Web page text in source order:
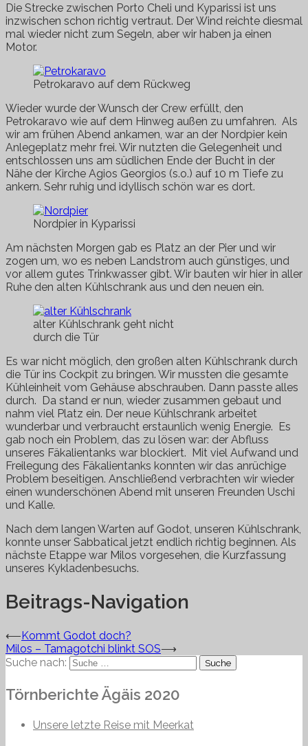
Die Strecke zwischen Porto Cheli und Kyparissi ist uns
inzwischen schon richtig vertraut. Der Wind reichte diesmal
mal wieder nicht zum Segeln, aber wir haben ja einen
Motor.
Petrokaravo auf dem Rückweg
Wieder wurde der Wunsch der Crew erfüllt, den
Petrokaravo wie auf dem Hinweg außen zu umfahren. Als
wir am frühen Abend ankamen, war an der Nordpier kein
Anlegeplatz mehr frei. Wir nutzten die Gelegenheit und
entschlossen uns am südlichen Ende der Bucht in der
Nähe der Kirche Agios Georgios (s.o.) auf 10 m Tiefe zu
ankern. Sehr ruhig und idyllisch schön war es dort.
Nordpier in Kyparissi
Am nächsten Morgen gab es Platz an der Pier und wir
zogen um, wo es neben Landstrom auch günstiges, und
vor allem gutes Trinkwasser gibt. Wir bauten wir hier in aller
Ruhe den alten Kühlschrank aus und den neuen ein.
alter Kühlschrank geht nicht
durch die Tür
Es war nicht möglich, den großen alten Kühlschrank durch
die Tür ins Cockpit zu bringen. Wir mussten die gesamte
Kühleinheit vom Gehäuse abschrauben. Dann passte alles
durch. Da stand er nun, wieder zusammen gebaut und
nahm viel Platz ein. Der neue Kühlschrank arbeitet
wunderbar und verbraucht erstaunlich wenig Energie. Es
gab noch ein Problem, das zu lösen war: der Abfluss
unseres Fäkalientanks war blockiert. Mit viel Aufwand und
Freilegung des Fäkalientanks konnten wir das anrüchige
Problem beseitigen. Anschließend verbrachten wir wieder
einen wunderschönen Abend mit unseren Freunden Uschi
und Kalle.
Nach dem langen Warten auf Godot, unseren Kühlschrank,
konnte unser Sabbatical jetzt endlich richtig beginnen. Als
nächste Etappe war Milos vorgesehen, die Kurzfassung
unseres Kykladenbesuchs.
Beitrags-Navigation
⟵ Kommt Godot doch?
Milos – Tamagotchi blinkt SOS⟶
Suche nach:
Törnberichte Ägäis 2020
Unsere letzte Reise mit Meerkat